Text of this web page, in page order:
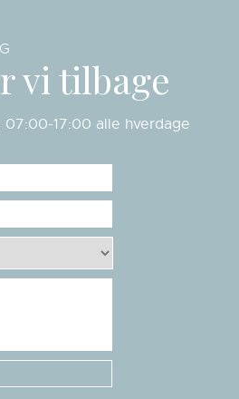
vi tilbage
17:00 alle hverdage